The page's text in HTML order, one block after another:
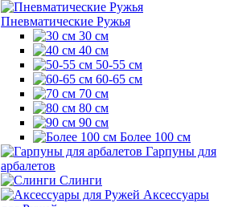
Пневматические Ружья
30 см
40 см
50-55 см
60-65 см
70 см
80 см
90 см
Более 100 см
Гарпуны для
арбалетов
Слинги
Аксессуары